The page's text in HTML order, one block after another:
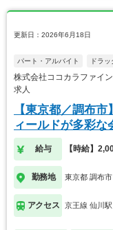
更新日：2026年6月18日
パート・アルバイト ドラッ
株式会社ココカラファイ
求人
【東京都／調布
ィールドが多彩な
給与 【時給】
勤務地 東京都 調布市
アクセス 京王線 仙川駅